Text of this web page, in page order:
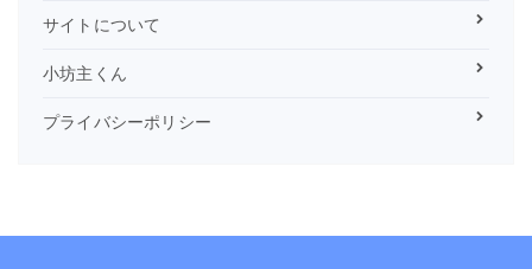
サイトについて
小坊主くん
プライバシーポリシー